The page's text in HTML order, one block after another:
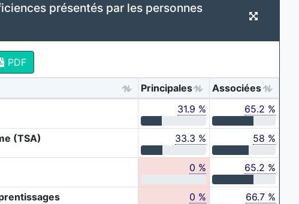
présentés par les personnes
PDF
Principales
Associées
31.9 % 65.2 %
(TSA) 33.3 % 58 %
0 % 65.2 %
0 % 66.7 %